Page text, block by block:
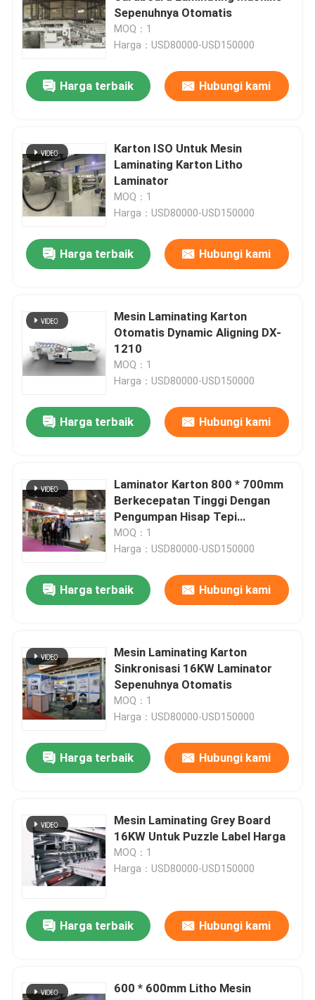
Produk
Tentang Kami
Tur Pabrik
Hubungi Kami
Berita
Kasus-kasus
Mesin Laminator Seruling
Laminator Seruling Berkecepatan Tinggi
Mesin Laminating Karton
Laminator Seruling 5 Lapis
Mesin Penumpuk Otomatis
Mesin Turner Pile
Sepenuhnya Otomatis
MOQ：1
Harga：USD80000-USD150000
Harga terbaik Hubungi kami
Karton ISO Untuk Mesin
Laminating Karton Litho
Laminator
MOQ：1
Harga：USD80000-USD150000
Harga terbaik Hubungi kami
Mesin Laminating Karton
Otomatis Dynamic Aligning DX-
1210
MOQ：1
Harga：USD80000-USD150000
Harga terbaik Hubungi kami
Laminator Karton 800 * 700mm
Berkecepatan Tinggi Dengan
Pengumpan Hisap Tepi
Terkemuka
MOQ：1
Harga：USD80000-USD150000
Harga terbaik Hubungi kami
Mesin Laminating Karton
Sinkronisasi 16KW Laminator
Sepenuhnya Otomatis
MOQ：1
Harga：USD80000-USD150000
Harga terbaik Hubungi kami
Mesin Laminating Grey Board
16KW Untuk Puzzle Label Harga
MOQ：1
Harga：USD80000-USD150000
Harga terbaik Hubungi kami
600 * 600mm Litho Mesin